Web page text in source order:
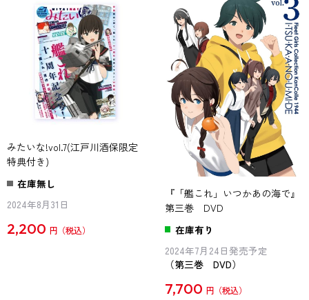
みたいな!vol.7(江戸川酒保限定
特典付き)
在庫無し
2024年8月31日
2,200 円
『「艦これ」いつかあの海で』
第三巻 DVD
在庫有り
2024年7月24日発売予定
（第三巻 DVD）
7,700 円